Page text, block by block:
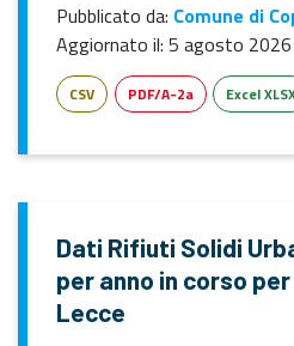
Pubblicato da: Comune di
Aggiornato il: 5 agosto 2026
CSV PDF/A-2a Excel
Dati Rifiuti Solidi
per anno in corso per
Lecce